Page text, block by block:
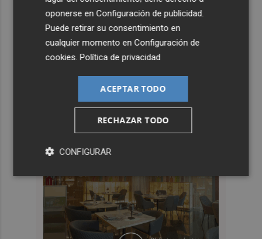
oponerse enConfiguración de publicidad
Puede retirar su consentimiento en
cualquier momento enConfiguración de
cookies .Política de privacidad
ACEPTAR TODO
RECHAZAR TODO
CONFIGURAR